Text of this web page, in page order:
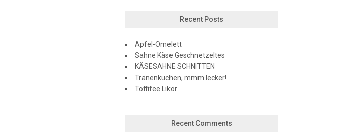
Recent Posts
Apfel-Omelett
Sahne Käse Geschnetzeltes
KÄSESAHNE SCHNITTEN
Tränenkuchen, mmm lecker!
Toffifee Likör
Recent Comments